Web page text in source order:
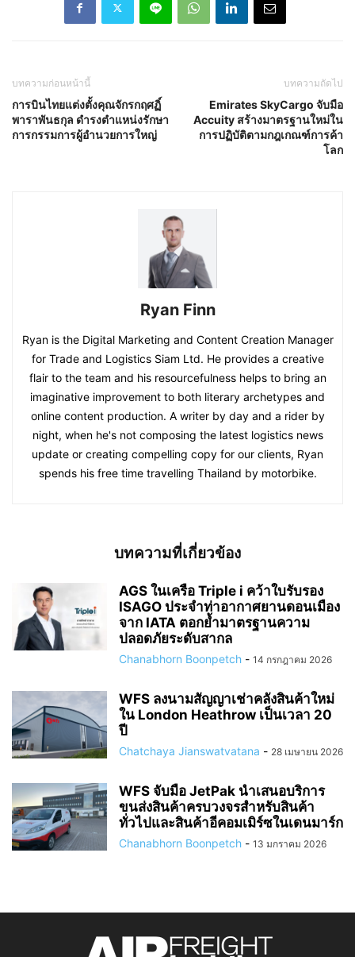
บทความก่อนหน้านี้
การบินไทยแต่งตั้งคุณจักรกฤศฏิ์
พาราพันธกุล ดำรงตำแหน่งรักษา
การกรรมการผู้อำนวยการใหญ่
บทความถัดไป
Emirates SkyCargo จับมือ
Accuity สร้างมาตรฐานใหม่ใน
การปฏิบัติตามกฎเกณฑ์การค้า
โลก
Ryan Finn
Ryan is the Digital Marketing and Content Creation Manager
for Trade and Logistics Siam Ltd. He provides a creative
flair to the team and his resourcefulness helps to bring an
imaginative improvement to both literary archetypes and
online content production. A writer by day and a rider by
night, when he's not composing the latest logistics news
update or creating compelling copy for our clients, Ryan
spends his free time travelling Thailand by motorbike.
บทความที่เกี่ยวข้อง
AGS ในเครือ Triple i คว้าใบรับรอง
ISAGO ประจำท่าอากาศยานดอนเมือง
จาก IATA ตอกย้ำมาตรฐานความ
ปลอดภัยระดับสากล
Chanabhorn Boonpetch - 14 กรกฎาคม 2026
WFS ลงนามสัญญาเช่าคลังสินค้าใหม่
ใน London Heathrow เป็นเวลา 20
ปี
Chatchaya Jianswatvatana - 28 เมษายน 2026
WFS จับมือ JetPak นำเสนอบริการ
ขนส่งสินค้าครบวงจรสำหรับสินค้า
ทั่วไปและสินค้าอีคอมเมิร์ซในเดนมาร์ก
Chanabhorn Boonpetch - 13 มกราคม 2026